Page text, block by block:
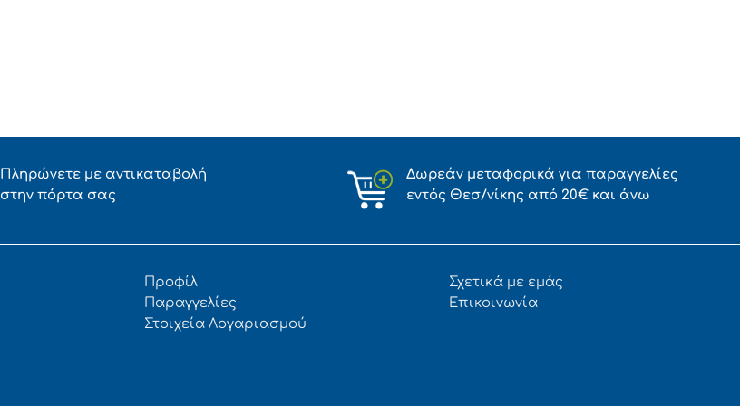
Πληρώνετε με αντικαταβολή
στην πόρτα σας
Δωρεάν μεταφορικά για παραγγελίες
εντός Θεσ/νίκης από 20€ και άνω
Προφίλ
Παραγγελίες
Στοιχεία Λογαριασμού
Σχετικά με εμάς
Επικοινωνία